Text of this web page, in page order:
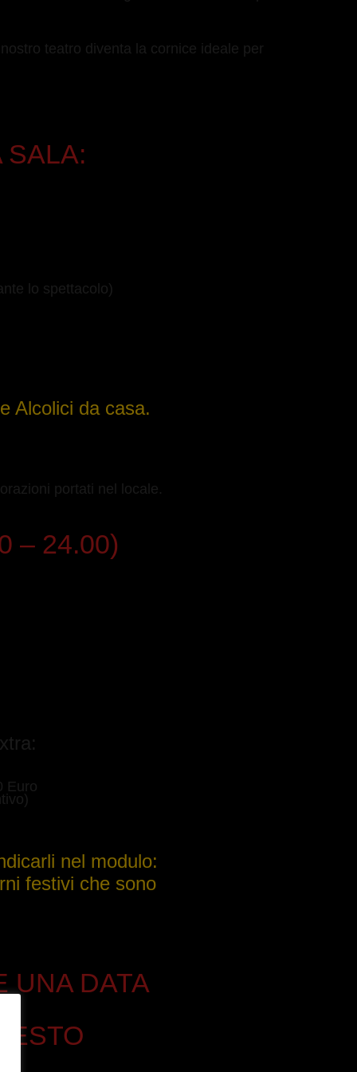
teatro diventa la cornice ideale per
SALA:
lo spettacolo)
Alcolici da casa.
portati nel locale.
– 24.00)
Euro
nel modulo:
festivi che sono
UNA DATA